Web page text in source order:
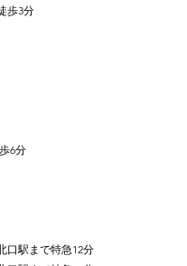
歩3分
6分
口駅まで特急12分